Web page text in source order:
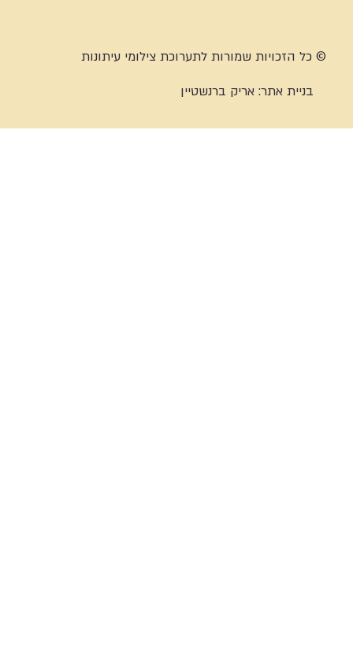
© כל הזכויות שמורות לתערוכת צילומי עיתונות
בניית אתר:אריק ברנשטיין